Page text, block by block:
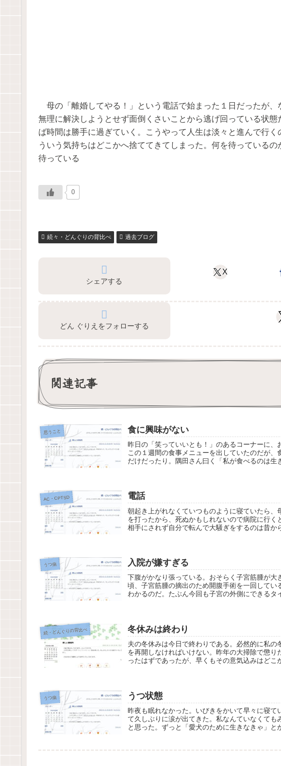
母の「離婚してやる！」という電話で始まった１日だったが、
無理に解決しようとせず面倒くさいことから逃げ回っている状
ば時間は勝手に過ぎていく。こうやって人生は淡々と進んで行
ういう気持ちはどこかへ捨ててきてしまった。何を待っている
待っている
0
続々・どんぐりの背比べ 過去ブログ
シェアする
X
どん ぐりえをフォローする
関連記事
思うこと 食に興味がない
昨日の「笑っていいとも！」のあるコーナーに、
この１週間の食事メニューを出していたのだが
だけだったり。隅田さん曰く「私が食べるのは生
AC・CPTSD 電話
朝起き上がれなくていつものように寝ていたら
を打ったから、死ぬかもしれないので病院に行
相手にされず自分で転んで大騒ぎをするのは昔か
うつ病 入院が嫌すぎる
下腹がかなり張っている。おそらく子宮筋腫が
頃、子宮筋腫の摘出のため開腹手術を一回してい
わかるのだ。たぶん今回も子宮の外側にできるタ
続・どんぐりの背比べ 冬休みは終わり
夫の冬休みは今日で終わりである。必然的に私
を再開しなければいけない。昨年の大掃除で懲
ったはずであったが、早くもその意気込みはどこ
うつ病 うつ状態
昨夜も眠れなかった。いびきをかいて早々に寝て
て久しぶりに涙が出てきた。私なんていなくて
と思った。ずっと「愛犬のために生きなきゃ」と